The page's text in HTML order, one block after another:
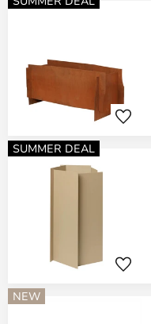
SUMMER DEAL
NEW